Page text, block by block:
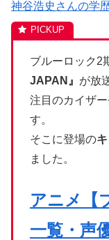
神谷浩史さんの学
ブルーロック2
JAPAN』 が放
注目のカイザ
す。
そこに登場の
ました。
アニメ【
一覧・声